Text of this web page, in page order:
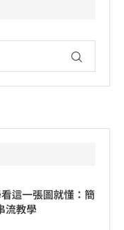
這一張圖就懂：簡
流教學